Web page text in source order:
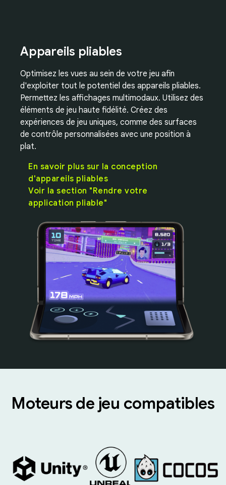
Appareils pliables
Optimisez les vues au sein de votre jeu afin
d'exploiter tout le potentiel des appareils pliables.
Permettez les affichages multimodaux. Utilisez des
éléments de jeu haute fidélité. Créez des
expériences de jeu uniques, comme des surfaces
de contrôle personnalisées avec une position à
plat.
En savoir plus sur la conception
d'appareils pliables
Voir la section "Rendre votre
application pliable"
Moteurs de jeu compatibles